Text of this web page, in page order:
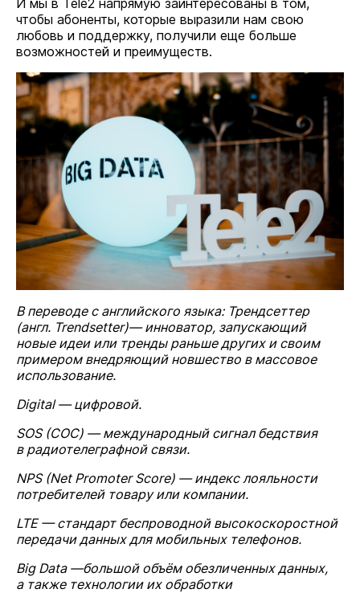
чтобы абоненты, которые выразили нам свою
любовь и поддержку, получили еще больше
возможностей и преимуществ.
В переводе с английского языка: Трендсеттер
(англ. Trendsetter)— инноватор, запускающий
новые идеи или тренды раньше других и своим
примером внедряющий новшество в массовое
использование.
Digital — цифровой.
SOS (СОС) — международный сигнал бедствия
в радиотелеграфной связи.
NPS (Net Promoter Score) — индекс лояльности
потребителей товару или компании.
LTE — стандарт беспроводной высокоскоростной
передачи данных для мобильных телефонов.
Big Data —большой объём обезличенных данных,
а также технологии их обработки